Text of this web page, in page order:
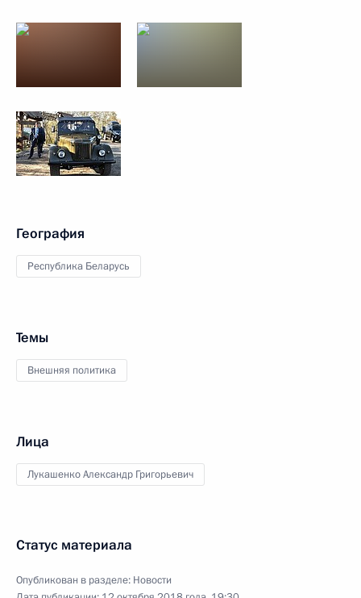
География
Республика Беларусь
Темы
Внешняя политика
Лица
Лукашенко Александр Григорьевич
Статус материала
Опубликован в разделе: Новости